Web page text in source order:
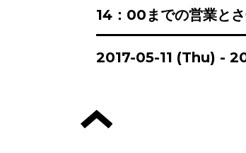
14：00までの営業とさ
2017-05-11 (Thu) -